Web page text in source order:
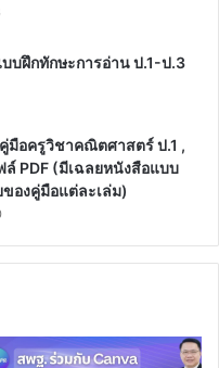
บฝึกทักษะการอ่าน ป.1-ป.3
มือครูวิชาคณิตศาสตร์ ป.1 ,
ล์ PDF (มีเฉลยหนังสือแบบ
องคู่มือแต่ละเล่ม)